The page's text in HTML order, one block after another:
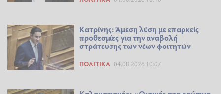
Κατρίνης: Άμεση λύση με επαρκείς
προθεσμίες για την αναβολή
στράτευσης των νέων φοιτητών
ΠΟΛΙΤΙΚΆ 04.08.2026 10:07